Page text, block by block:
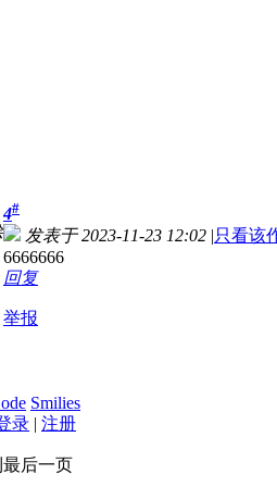
4#
发表于 2023-11-23 12:02 |只看该
6666666
回复
举报
Smilies
录 | 注册
后一页